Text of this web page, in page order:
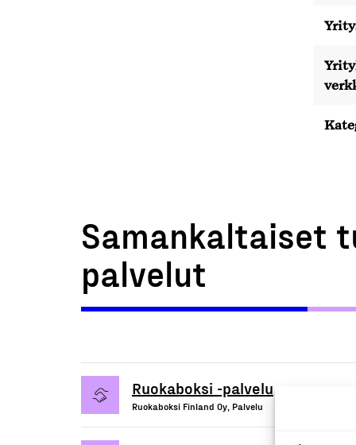
Samankaltaiset
palvelut
Ruokaboksi -palvelu
Ruokaboksi Finland Oy, Palvelu